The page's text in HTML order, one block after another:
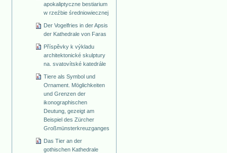
apokaliptyczne bestiarium
w rzeźbie średniowiecznej
Der Vogelfries in der Apsis
der Kathedrale von Faras
Příspěvky k výkladu
architektonické skulptury
na. svatovítské katedrále
Tiere als Symbol und
Ornament. Möglichkeiten
und Grenzen der
ikonographischen
Deutung, gezeigt am
Beispiel des Zürcher
Großmünsterkreuzganges
Das Tier an der
gothischen Kathedrale